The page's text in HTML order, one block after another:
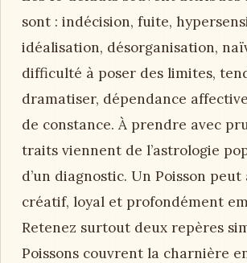
sont : indécision, fuite,
idéalisation, désorganisation,
difficulté à poser des limites,
dramatiser, dépendance
de constance. À prendre avec
traits viennent de l’astrologie
d’un diagnostic. Un Poisson peut
créatif, loyal et profondément
Retenez surtout deux repères
Poissons couvrent la charnière